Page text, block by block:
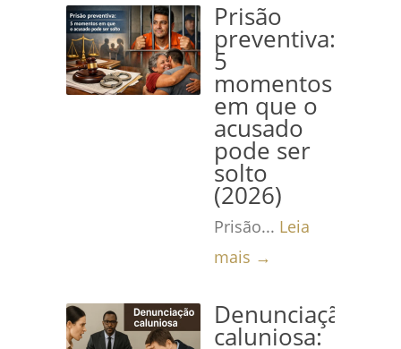
Prisão
preventiva:
5
momentos
em que o
acusado
pode ser
solto
(2026)
Prisão... Leia
mais →
Denunciação
caluniosa: